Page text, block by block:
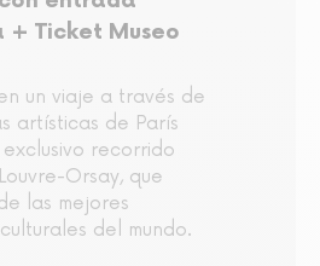
+ Ticket Museo
un viaje a través de
artísticas de París
recorrido
Orsay, que
las mejores
del mundo.